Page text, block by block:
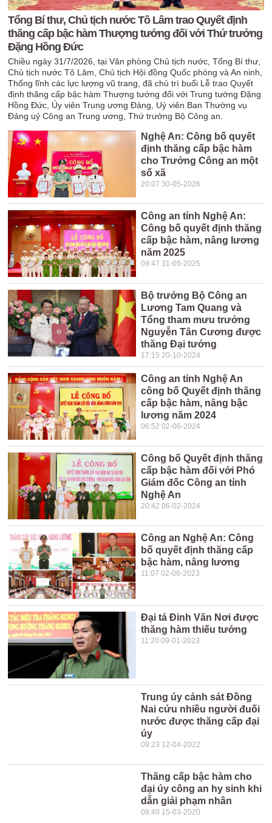
Tổng Bí thư, Chủ tịch nước Tô Lâm trao Quyết định
thăng cấp bậc hàm Thượng tướng đối với Thứ trưởng
Đặng Hồng Đức
Chiều ngày 31/7/2026, tại Văn phòng Chủ tịch nước, Tổng Bí thư,
Chủ tịch nước Tô Lâm, Chủ tịch Hội đồng Quốc phòng và An ninh,
Thống lĩnh các lực lượng vũ trang, đã chủ trì buổi Lễ trao Quyết
định thăng cấp bậc hàm Thượng tướng đối với Trung tướng Đặng
Hồng Đức, Ủy viên Trung ương Đảng, Uỷ viên Ban Thường vụ
Đảng uỷ Công an Trung ương, Thứ trưởng Bộ Công an.
Nghệ An: Công bố quyết
định thăng cấp bậc hàm
cho Trưởng Công an một
số xã
20:07 30-05-2026
Công an tỉnh Nghệ An:
Công bố quyết định thăng
cấp bậc hàm, nâng lương
năm 2025
09:47 31-05-2025
Bộ trưởng Bộ Công an
Lương Tam Quang và
Tổng tham mưu trưởng
Nguyễn Tân Cương được
thăng Đại tướng
17:15 20-10-2024
Công an tỉnh Nghệ An
công bố Quyết định thăng
cấp bậc hàm, nâng bậc
lương năm 2024
06:52 02-06-2024
Công bố Quyết định thăng
cấp bậc hàm đối với Phó
Giám đốc Công an tỉnh
Nghệ An
20:42 06-02-2024
Công an Nghệ An: Công
bố quyết định thăng cấp
bậc hàm, nâng lương
11:07 02-06-2023
Đại tá Đinh Văn Nơi được
thăng hàm thiếu tướng
11:20 09-01-2023
Trung úy cảnh sát Đồng
Nai cứu nhiều người đuối
nước được thăng cấp đại
úy
09:23 12-04-2022
Thăng cấp bậc hàm cho
đại úy công an hy sinh khi
dẫn giải phạm nhân
08:40 15-03-2020